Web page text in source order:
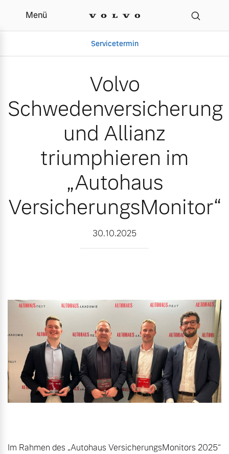
Volvo
Menü
Servicetermin
Aktuelle Zubehörangebote
Volvo Gebrauchtwagenbörse
Gebrauchtwagen
Zubehörkatalog
Aktuelle Serviceangebote
Service by Volvo
Volvo
Schwedenversicherung
und Allianz
triumphieren im
„Autohaus
VersicherungsMonitor“
30.10.2025
Im Rahmen des „Autohaus VersicherungsMonitors 2025“